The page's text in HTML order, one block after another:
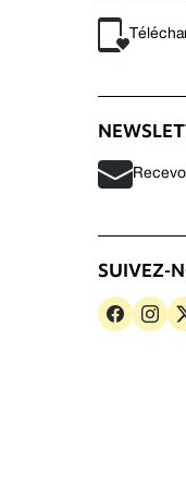
SUIVEZ-